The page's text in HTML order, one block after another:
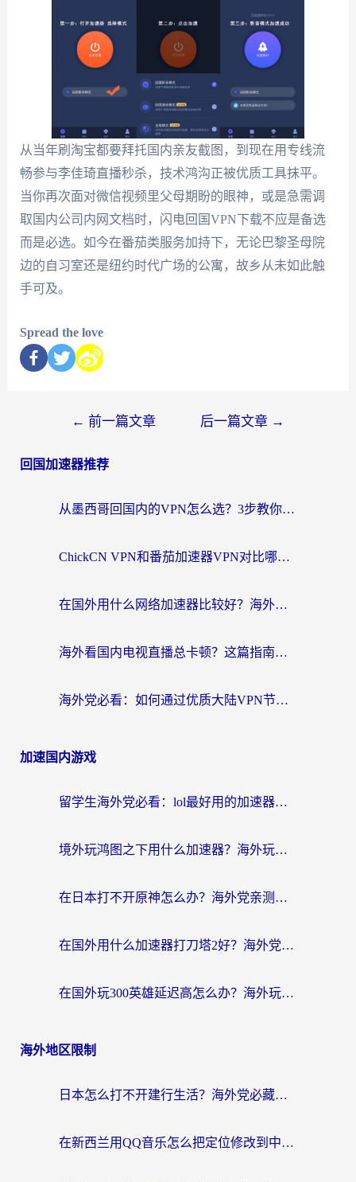
从当年刷淘宝都要拜托国内亲友截图，到现在用专线流
畅参与李佳琦直播秒杀，技术鸿沟正被优质工具抹平。
当你再次面对微信视频里父母期盼的眼神，或是急需调
取国内公司内网文档时，闪电回国VPN下载不应是备选
而是必选。如今在番茄类服务加持下，无论巴黎圣母院
边的自习室还是纽约时代广场的公寓，故乡从未如此触
手可及。
Spread the love
← 前一篇文章 后一篇文章 →
回国加速器推荐
从墨西哥回国内的VPN怎么选？3步教你无缝刷剧、玩国服游戏
ChickCN VPN和番茄加速器VPN对比哪个回国效果更好？海外党亲测后的真实答案
在国外用什么网络加速器比较好？海外党亲测：从痛点到解决方案的全攻略
海外看国内电视直播总卡顿？这篇指南教你选对回国加速器，无缝追剧不发愁
海外党必看：如何通过优质大陆VPN节点无缝访问国内资源？
加速国内游戏
留学生海外党必看：lol最好用的加速器怎么选？附一梦江湖、神鬼传奇加速攻略
境外玩鸿图之下用什么加速器？海外玩家必看的国服游戏加速全攻略
在日本打不开原神怎么办？海外党亲测有效的国服游戏加速指南
在国外用什么加速器打刀塔2好？海外党国服游戏加速避坑指南
在国外玩300英雄延迟高怎么办？海外玩家亲测有效的加速器选择指南
海外地区限制
日本怎么打不开建行生活？海外党必藏的回国加速指南（含丹麦国外影音问题破解）
在新西兰用QQ音乐怎么把定位修改到中国国内？海外党听歌追剧的实用指南